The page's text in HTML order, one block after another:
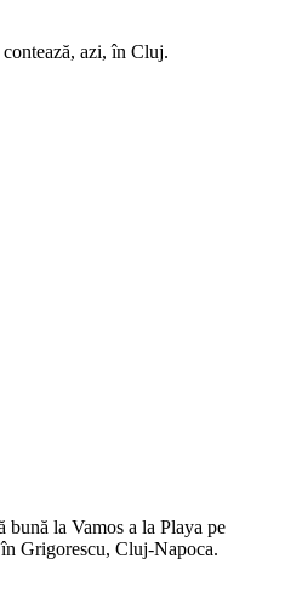
azi, în Cluj.
bună la Vamos a la Playa pe
Grigorescu, Cluj-Napoca.